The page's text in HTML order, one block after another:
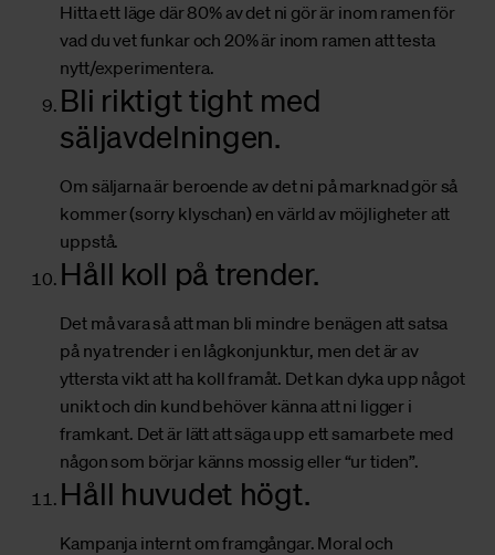
Hitta ett läge där 80% av det ni gör är inom ramen för
vad du vet funkar och 20% är inom ramen att testa
nytt/experimentera.
Bli riktigt tight med
säljavdelningen.
Om säljarna är beroende av det ni på marknad gör så
kommer (sorry klyschan) en värld av möjligheter att
uppstå.
Håll koll på trender.
Det må vara så att man bli mindre benägen att satsa
på nya trender i en lågkonjunktur, men det är av
yttersta vikt att ha koll framåt. Det kan dyka upp något
unikt och din kund behöver känna att ni ligger i
framkant. Det är lätt att säga upp ett samarbete med
någon som börjar känns mossig eller “ur tiden”.
Håll huvudet högt.
Kampanja internt om framgångar. Moral och